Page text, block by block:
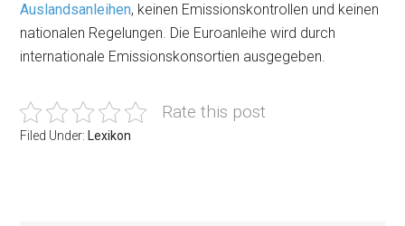
Auslandsanleihen, keinen Emissionskontrollen und keinen
nationalen Regelungen. Die Euroanleihe wird durch
internationale Emissionskonsortien ausgegeben.
Rate this post
Filed Under: Lexikon